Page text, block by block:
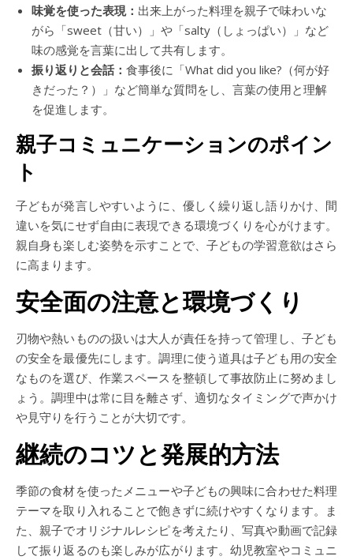
味覚を使った表現： 出来上がった料理を親子で味わいな
がら「sweet（甘い）」や「salty（しょっぱい）」など
味の感覚を言葉に出して共有します。
振り返りと会話： 食事後に「What did you like?（何が好
きだった？）」など簡単な質問をし、言葉の使用と理解
を促進します。
親子コミュニケーションのポイン
ト
子どもが発言しやすいように、優しく繰り返し語りかけ、間
違いを気にせず自由に表現できる環境づくりを心がけます。
親自身も楽しむ姿勢を示すことで、子どもの学習意欲はさら
に高まります。
安全面の注意と環境づくり
刃物や熱いものの扱いは大人が責任を持って管理し、子ども
の安全を最優先にします。調理に使う道具は子ども用の安全
なものを選び、作業スペースを整頓して事故防止に努めまし
ょう。調理中は常に目を離さず、適切なタイミングで声かけ
や見守りを行うことが大切です。
継続のコツと発展的方法
季節の食材を使ったメニューや子どもの興味に合わせた料理
テーマを取り入れることで飽きずに続けやすくなります。ま
た、親子でオリジナルレシピを考えたり、写真や動画で記録
して振り返るのも楽しみが広がります。幼児教室やコミュニ